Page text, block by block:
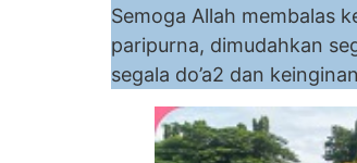
Semoga Allah membalas
paripurna, dimudahkan
segala do’a2 dan